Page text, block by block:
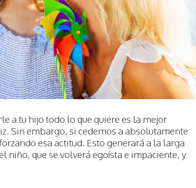
a tu hijo todo lo que quiere es la mejor
Sin embargo, si cedemos a absolutamente
esa actitud. Esto generará a la larga
niño, que se volverá egoísta e impaciente, y